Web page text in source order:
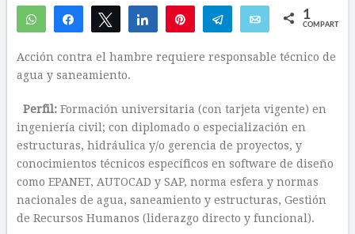
WhatsAppCompartirTwittear Compartir Telegram Email 1
COMPARTIR
Acción contra el hambre requiere responsable técnico de
agua y saneamiento.
Perfil: Formación universitaria (con tarjeta vigente) en
ingeniería civil; con diplomado o especialización en
estructuras, hidráulica y/o gerencia de proyectos, y
conocimientos técnicos específicos en software de diseño
como EPANET, AUTOCAD y SAP, norma esfera y normas
nacionales de agua, saneamiento y estructuras, Gestión
de Recursos Humanos (liderazgo directo y funcional).